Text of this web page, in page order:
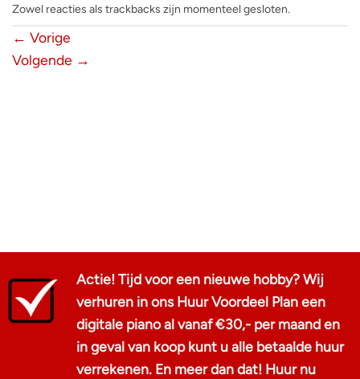
Zowel reacties als trackbacks zijn momenteel gesloten.
← Vorige
Volgende →
Actie! Tijd voor een nieuwe hobby? Wij
verhuren in ons Huur Voordeel Plan een
digitale piano al vanaf €30,- per maand en
in geval van koop kunt u alle betaalde huur
verrekenen. En meer dan dat! Huur nu